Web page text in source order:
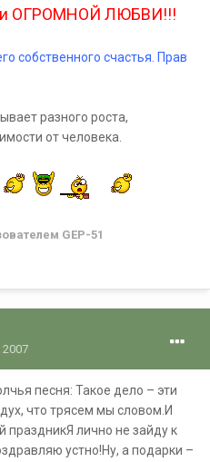
и ОГРОМНОЙ ЛЮБВИ!!!
собственного счастья. Прав
разного роста,
от человека.
GEP-51
2007
песня: Такое дело – эти
что трясем мы словом.И
праздникЯ лично не зайду к
устно!Ну, а подарки –